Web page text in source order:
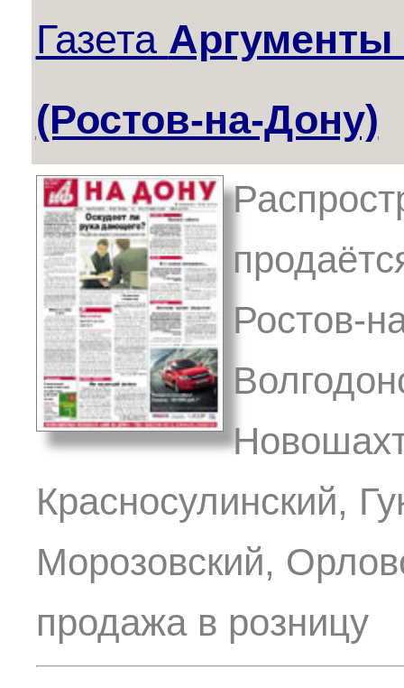
Газета
(Ростов-на-Дону)
Ростов-
Красносулинский,
Морозовский,
продажа в розницу